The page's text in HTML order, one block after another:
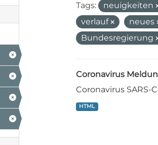
Tags: neuigkeiten
verlauf
neues
Bundesregierung
Coronavirus
Coronavirus SARS-
HTML